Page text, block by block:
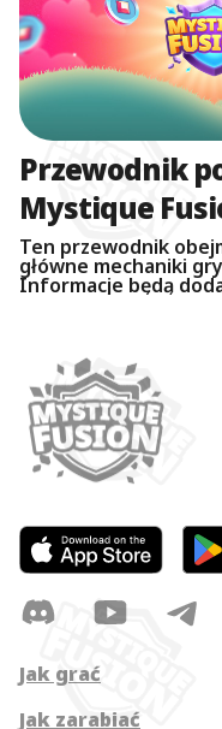
Przewodnik
Mystique
Ten przewodnik
główne mechaniki
Informacje będą
którego potrzebujesz.
Jak grać
Jak zarabiać